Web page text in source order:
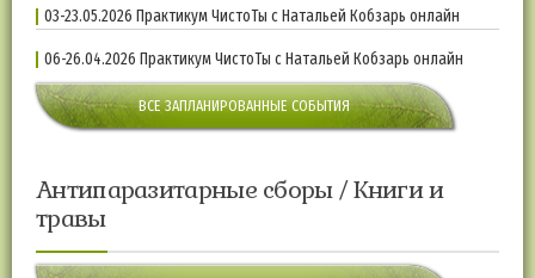
03-23.05.2026 Практикум ЧистоТы с Натальей Кобзарь онлайн
06-26.04.2026 Практикум ЧистоТы с Натальей Кобзарь онлайн
ВСЕ ЗАПЛАНИРОВАННЫЕ СОБЫТИЯ
Антипаразитарные сборы / Книги и
травы